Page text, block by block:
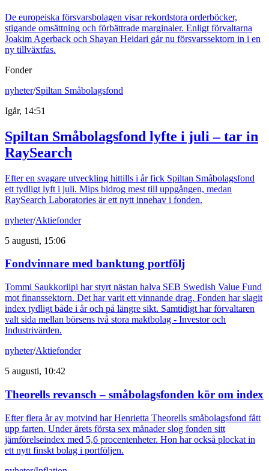
De europeiska försvarsbolagen visar rekordstora orderböcker,
stigande omsättning och förbättrade marginaler. Enligt förvaltarna
Joakim Agerback och Shayan Heidari går nu försvarssektorn in i en
ny tillväxtfas.
Fonder
nyheter/Spiltan Småbolagsfond
Igår, 14:51
Spiltan Småbolagsfond lyfte i juli – tar in
RaySearch
Efter en svagare utveckling hittills i år fick Spiltan Småbolagsfond
ett tydligt lyft i juli. Mips bidrog mest till uppgången, medan
RaySearch Laboratories är ett nytt innehav i fonden.
nyheter/Aktiefonder
5 augusti, 15:06
Fondvinnare med banktung portfölj
Tommi Saukkoriipi har styrt nästan halva SEB Swedish Value Fund
mot finanssektorn. Det har varit ett vinnande drag. Fonden har slagit
index tydligt både i år och på längre sikt. Samtidigt har förvaltaren
valt sida mellan börsens två stora maktbolag - Investor och
Industrivärden.
nyheter/Aktiefonder
5 augusti, 10:42
Theorells revansch – småbolagsfonden kör om index
Efter flera år av motvind har Henrietta Theorells småbolagsfond fått
upp farten. Under årets första sex månader slog fonden sitt
jämförelseindex med 5,6 procentenheter. Hon har också plockat in
ett nytt finskt bolag i portföljen.